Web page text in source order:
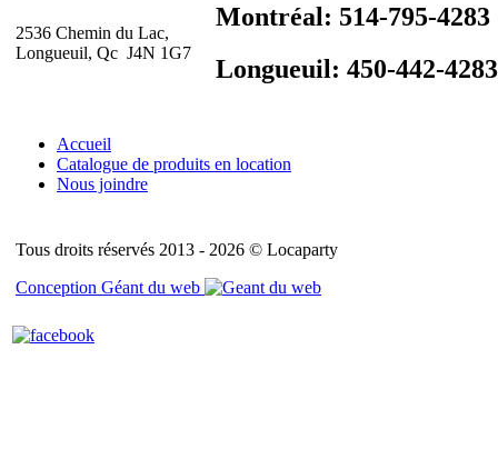
2536 Chemin du Lac,
Longueuil, Qc J4N 1G7
Montréal: 514-795-4283
Longueuil: 450-442-4283
Accueil
Catalogue de produits en location
Nous joindre
Tous droits réservés 2013 - 2026 © Locaparty
Conception Géant du web